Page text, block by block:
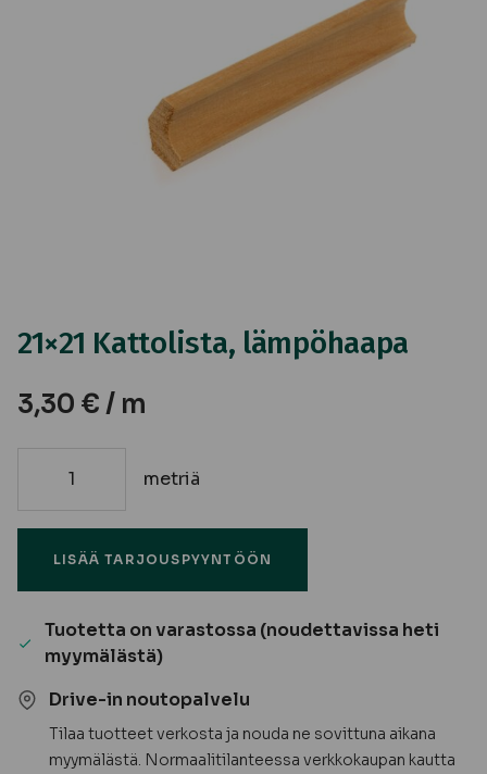
21×21 Kattolista, lämpöhaapa
3,30 € / m
määrä
metriä
LISÄÄ TARJOUSPYYNTÖÖN
Tuotetta on varastossa (noudettavissa heti
myymälästä)
Drive-in noutopalvelu
Tilaa tuotteet verkosta ja nouda ne sovittuna aikana
myymälästä. Normaalitilanteessa verkkokaupan kautta